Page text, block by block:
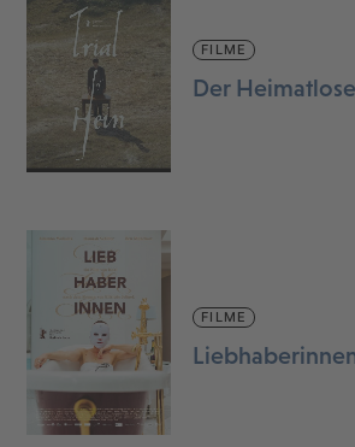
FILME
Der Heimatlose
FILME